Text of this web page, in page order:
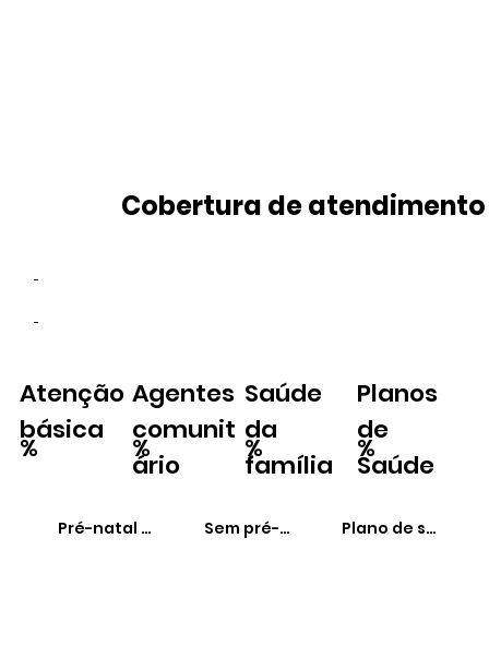
Cobertura de atendimento
-
-
%
Planos
de
Saúde
%
Agentes
comunit
ário
%
Atenção
básica
Saúde
da
família
%
Pré-natal adequadoSem pré-natal Plano de saúde